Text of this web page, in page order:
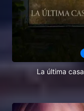
La última casa